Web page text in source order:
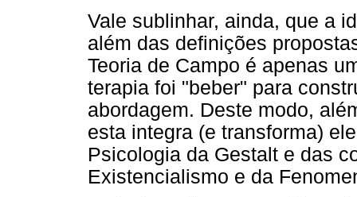
Vale sublinhar, ainda, que a
além das definições
Teoria de Campo é apenas
terapia foi "beber" para
abordagem. Deste modo,
esta integra (e transforma)
Psicologia da Gestalt e das
Existencialismo e da